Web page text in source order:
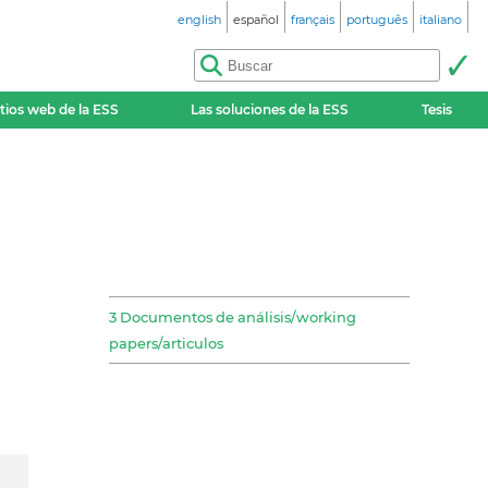
english español français português italiano
web de la ESS Las soluciones de la ESS Tesis
3 Documentos de análisis/working
papers/articulos